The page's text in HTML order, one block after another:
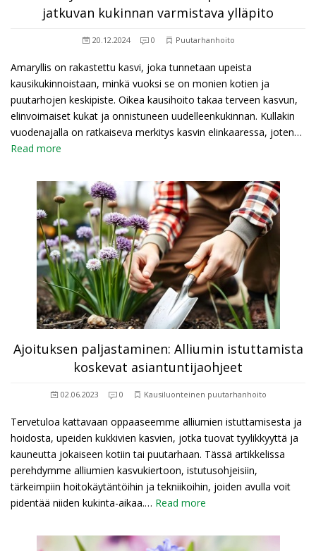
jatkuvan kukinnan varmistava ylläpito
20.12.2024 0 Puutarhanhoito
Amaryllis on rakastettu kasvi, joka tunnetaan upeista
kausikukinnoistaan, minkä vuoksi se on monien kotien ja
puutarhojen keskipiste. Oikea kausihoito takaa terveen kasvun,
elinvoimaiset kukat ja onnistuneen uudelleenkukinnan. Kullakin
vuodenajalla on ratkaiseva merkitys kasvin elinkaaressa, joten…
Read more
Ajoituksen paljastaminen: Alliumin istuttamista
koskevat asiantuntijaohjeet
02.06.2023 0 Kausiluonteinen puutarhanhoito
Tervetuloa kattavaan oppaaseemme alliumien istuttamisesta ja
hoidosta, upeiden kukkivien kasvien, jotka tuovat tyylikkyyttä ja
kauneutta jokaiseen kotiin tai puutarhaan. Tässä artikkelissa
perehdymme alliumien kasvukiertoon, istutusohjeisiin,
tärkeimpiin hoitokäytäntöihin ja tekniikoihin, joiden avulla voit
pidentää niiden kukinta-aikaa.… Read more